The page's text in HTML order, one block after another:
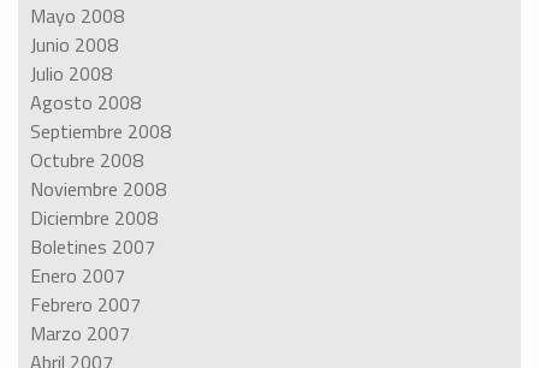
Mayo 2008
Junio 2008
Julio 2008
Agosto 2008
Septiembre 2008
Octubre 2008
Noviembre 2008
Diciembre 2008
Boletines 2007
Enero 2007
Febrero 2007
Marzo 2007
Abril 2007